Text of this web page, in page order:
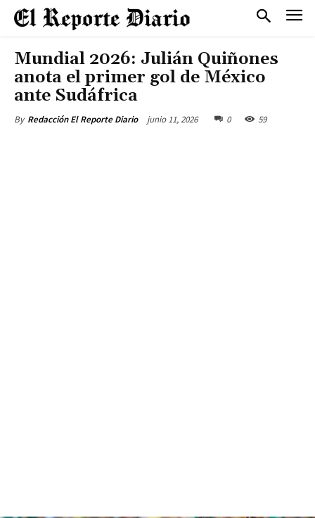
Mundial 2026: Julián Quiñones
anota el primer gol de México
ante Sudáfrica
By Redacción El Reporte Diario junio 11, 2026 0 59